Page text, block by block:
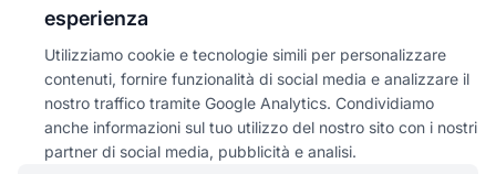
esperienza
Utilizziamo cookie e tecnologie simili per personalizzare
contenuti, fornire funzionalità di social media e analizzare il
nostro traffico tramite Google Analytics. Condividiamo
anche informazioni sul tuo utilizzo del nostro sito con i nostri
partner di social media, pubblicità e analisi.